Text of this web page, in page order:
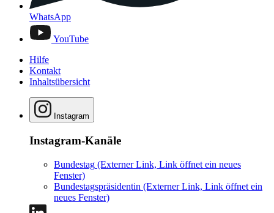
WhatsApp
YouTube
Hilfe
Kontakt
Inhaltsübersicht
Instagram
Instagram-Kanäle
Bundestag (Externer Link, Link öffnet ein neues
Fenster)
Bundestagspräsidentin (Externer Link, Link öffnet ein
neues Fenster)